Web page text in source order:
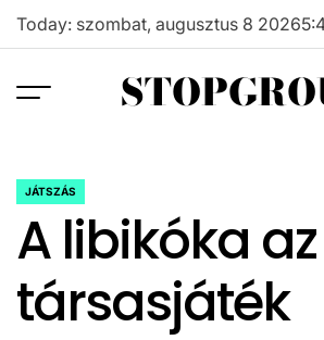
Skip
Today: szombat, augusztus 8 20265:
POSTED
JÁTSZÁS
A libikóka
társasjáték